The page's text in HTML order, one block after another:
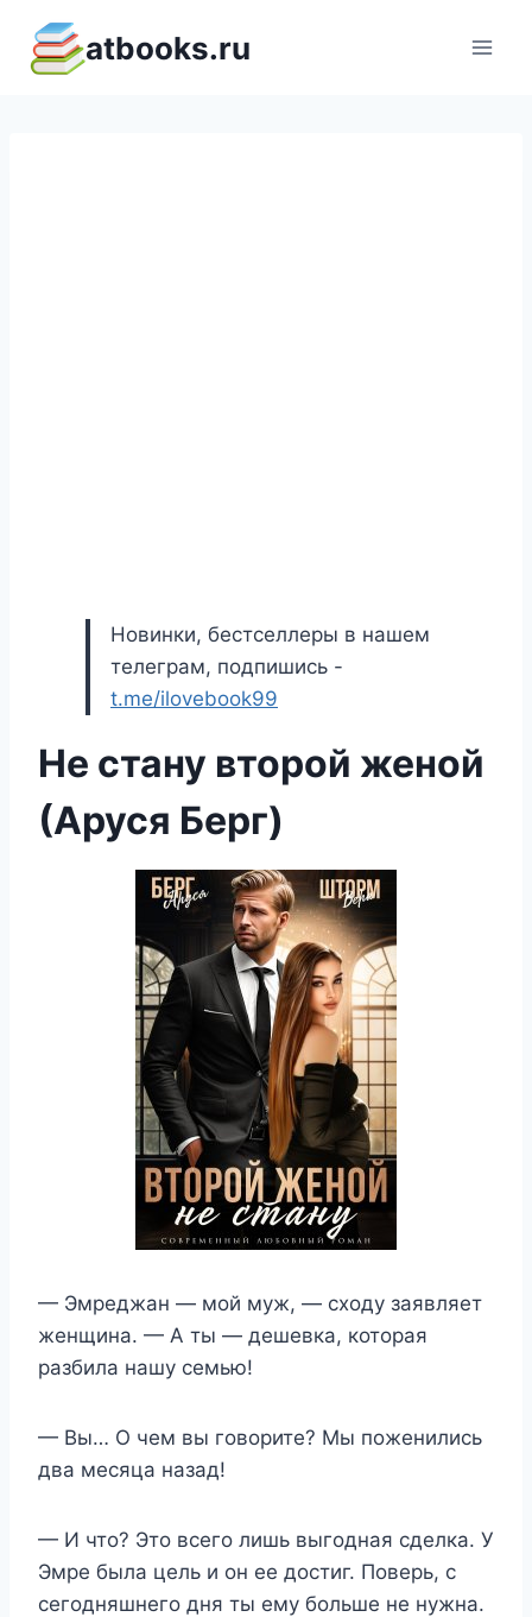
содержимому
atbooks.ru
Новинки, бестселлеры в нашем
телеграм, подпишись -
t.me/ilovebook99
Не стану второй женой
(Аруся Берг)
— Эмреджан — мой муж, — сходу заявляет
женщина. — А ты — дешевка, которая
разбила нашу семью!
— Вы… О чем вы говорите? Мы поженились
два месяца назад!
— И что? Это всего лишь выгодная сделка. У
Эмре была цель и он ее достиг. Поверь, с
сегодняшнего дня ты ему больше не нужна.